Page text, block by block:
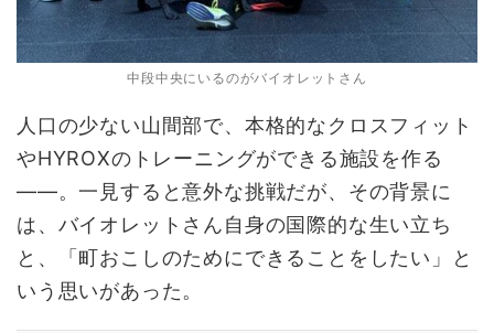
中段中央にいるのがバイオレットさん
人口の少ない山間部で、本格的なクロスフィット
やHYROXのトレーニングができる施設を作る
――。一見すると意外な挑戦だが、その背景に
は、バイオレットさん自身の国際的な生い立ち
と、「町おこしのためにできることをしたい」と
いう思いがあった。